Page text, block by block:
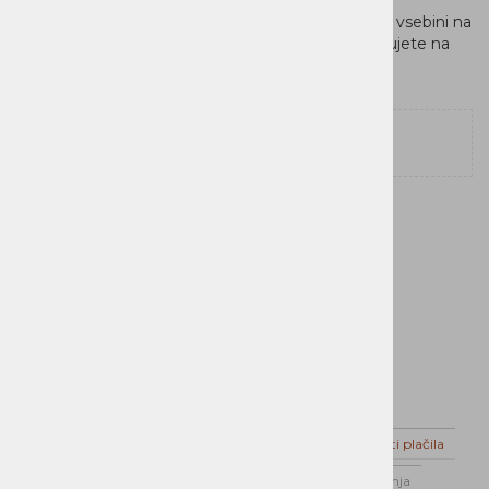
Če potrebujete dodatne informacije ali pojasnila o vsebini na
tej strani, prosimo, da nam vaše vprašanje posredujete na
Možnosti plačila
Splošni pogoji poslovanja